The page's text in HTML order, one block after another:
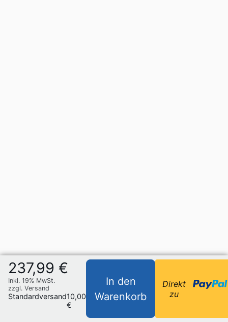
237,99 €
Inkl. 19% MwSt.
zzgl. Versand
Standardversand10,00
€
In den
Warenkorb
Direkt
zu